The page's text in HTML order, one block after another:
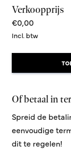
Verkoopprijs
€0,00
Incl. btw
Of betaal in
Spreid de
eenvoudige
dit te regelen!